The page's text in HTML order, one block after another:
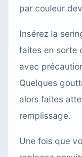
par couleur
Insérez la
faites en sorte
avec
Quelques
alors faites
remplissage.
Une fois que